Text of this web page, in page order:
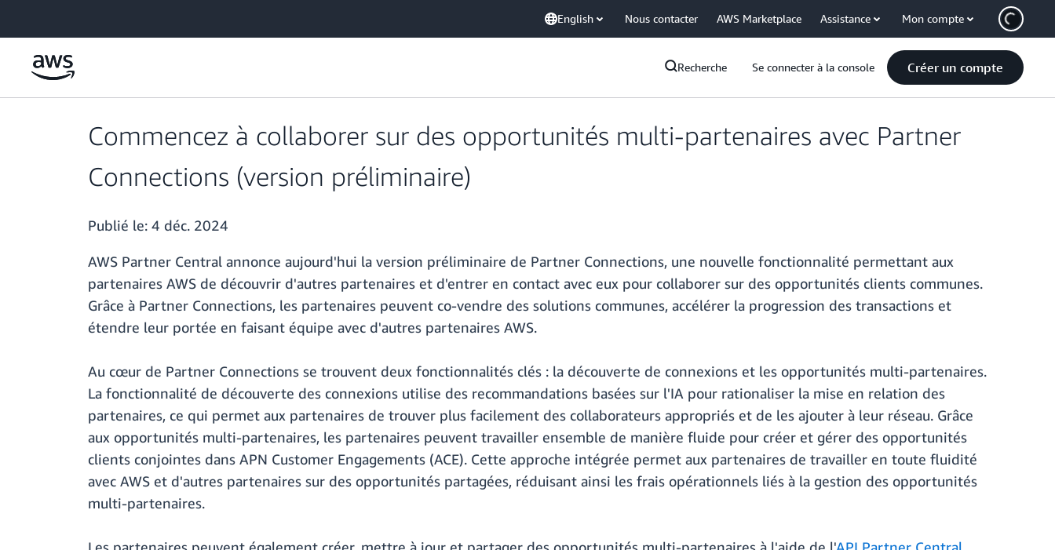
English Nous contacter AWS Marketplace Assistance Mon compte
Recherche Se connecter à la console Créer un compte
Commencez à collaborer sur des opportunités multi-partenaires avec Partner
Connections (version préliminaire)
Publié le: 4 déc. 2024
AWS Partner Central annonce aujourd'hui la version préliminaire de Partner Connections, une nouvelle fonctionnalité permettant aux
partenaires AWS de découvrir d'autres partenaires et d'entrer en contact avec eux pour collaborer sur des opportunités clients communes.
Grâce à Partner Connections, les partenaires peuvent co-vendre des solutions communes, accélérer la progression des transactions et
étendre leur portée en faisant équipe avec d'autres partenaires AWS.
Au cœur de Partner Connections se trouvent deux fonctionnalités clés : la découverte de connexions et les opportunités multi-partenaires.
La fonctionnalité de découverte des connexions utilise des recommandations basées sur l'IA pour rationaliser la mise en relation des
partenaires, ce qui permet aux partenaires de trouver plus facilement des collaborateurs appropriés et de les ajouter à leur réseau. Grâce
aux opportunités multi-partenaires, les partenaires peuvent travailler ensemble de manière fluide pour créer et gérer des opportunités
clients conjointes dans APN Customer Engagements (ACE). Cette approche intégrée permet aux partenaires de travailler en toute fluidité
avec AWS et d'autres partenaires sur des opportunités partagées, réduisant ainsi les frais opérationnels liés à la gestion des opportunités
multi-partenaires.